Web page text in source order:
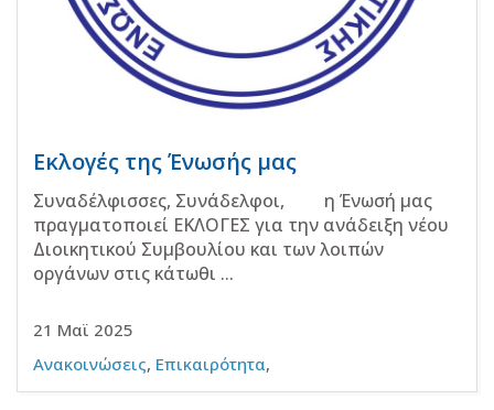
Εκλογές της Ένωσής μας
Συναδέλφισσες, Συνάδελφοι, η Ένωσή μας
πραγματοποιεί ΕΚΛΟΓΕΣ για την ανάδειξη νέου
Διοικητικού Συμβουλίου και των λοιπών
οργάνων στις κάτωθι ...
21 Μαϊ 2025
Ανακοινώσεις, Επικαιρότητα,